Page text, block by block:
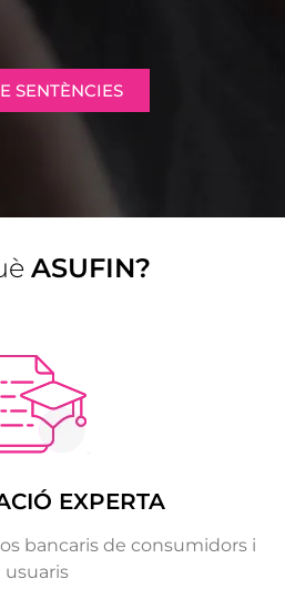
SENTÈNCIES
ASUFIN?
EXPERTA
bancaris de consumidors i
usuaris